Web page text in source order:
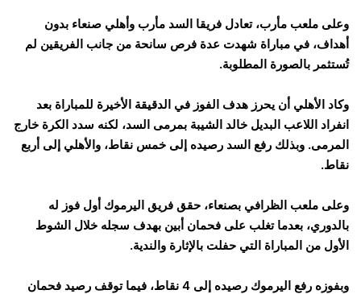
وعلى ملعب مأرب، تعادل فريقا السد مأرب وأهلي صنعاء بدون
أهداف، في مباراة شهدت عدة فرص سانحة من جانب الفريقين لم
تُستثمر بالصورة المطلوبة.
وكاد الأهلي أن يحرز هدف الفوز في الدقيقة الأخيرة للمباراة بعد
انفراد اللاعب البديل خالد الشيبة بمرمى السد، لكنه سدد الكرة خارج
المرمى. وبذلك رفع السد رصيده إلى خمس نقاط، والأهلي إلى أربع
نقاط.
وعلى ملعب الظرافي بصنعاء، حقق فريق اليرموك أول فوز له
بالدوري، بعدما تغلب على فحمان أبين بهدف سجله خلال الشوط
الأول من المباراة التي حفلت بالإثارة والندية.
وبفوزه رفع اليرموك رصيده إلى 4 نقاط، فيما توقف رصيد فحمان